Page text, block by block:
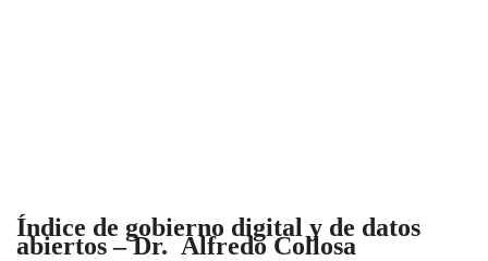
Índice de gobierno digital y de datos
abiertos – Dr. Alfredo Collosa